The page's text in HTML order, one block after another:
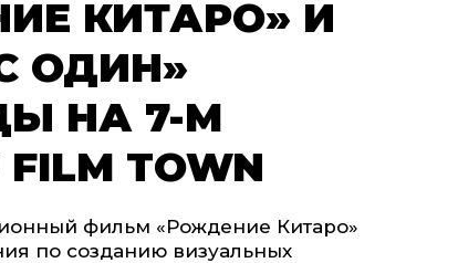
КИТАРО» И
ОДИН»
НА 7-М
TOWN
фильм «Рождение Китаро»
по созданию визуальных